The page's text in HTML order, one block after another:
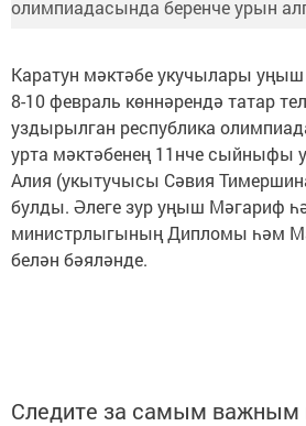
Каратун мәктәбе укучылары
8-10 февраль көннәрендә татар
уздырылган республика
урта мәктәбенең 11нче сыйныфы
Алия (укытучысы Сәвия
булды. Әлеге зур уңыш Мәгариф
министрлыгының Дипломы һәм
белән бәяләнде.
Следите за самым важным